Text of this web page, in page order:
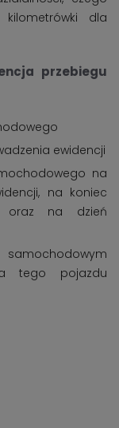
dla
przebiegu
ewidencji
na
na koniec
oraz na dzień
tego pojazdu